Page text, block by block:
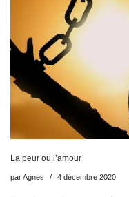
La peur ou l’amour
parAgnes 4 décembre 2020